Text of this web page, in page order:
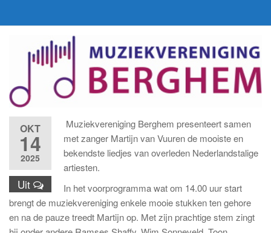
OKT
14
2025
Uit
Muziekvereniging Berghem presenteert samen
met zanger Martijn van Vuuren de mooiste en
bekendste liedjes van overleden Nederlandstalige
artiesten.
In het voorprogramma wat om 14.00 uur start
brengt de muziekvereniging enkele mooie stukken ten gehore
en na de pauze treedt Martijn op. Met zijn prachtige stem zingt